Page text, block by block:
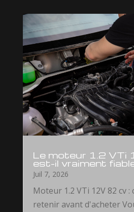
Le moteur 1.2 VTi
est-il vraiment
Juil 7, 2026
Moteur 1.2 VTi 12V 82 cv
retenir avant d'acheter